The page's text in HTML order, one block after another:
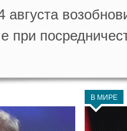
августа
при
В МИРЕ